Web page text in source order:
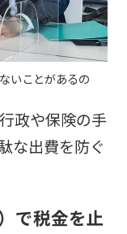
いことがあるの
政や保険の手
な出費を防ぐ
で税金を止